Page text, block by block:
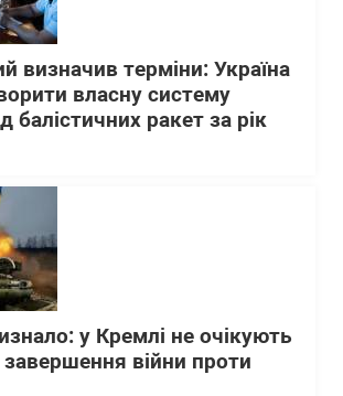
визначив терміни: Україна
власну систему
балістичних ракет за рік
у Кремлі не очікують
війни проти